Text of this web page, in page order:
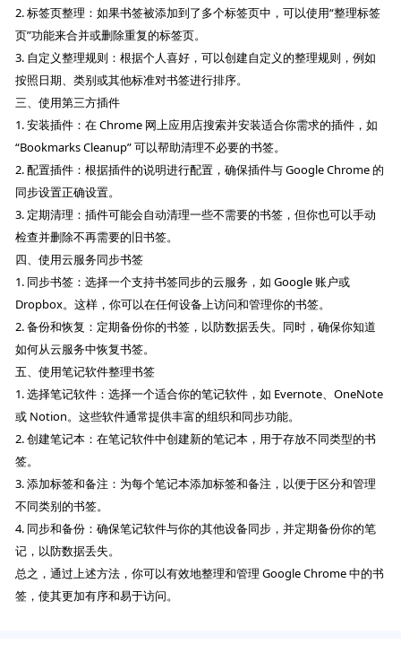
2. 标签页整理：如果书签被添加到了多个标签页中，可以使用“整理标签
页”功能来合并或删除重复的标签页。
3. 自定义整理规则：根据个人喜好，可以创建自定义的整理规则，例如
按照日期、类别或其他标准对书签进行排序。
三、使用第三方插件
1. 安装插件：在 Chrome 网上应用店搜索并安装适合你需求的插件，如
“Bookmarks Cleanup” 可以帮助清理不必要的书签。
2. 配置插件：根据插件的说明进行配置，确保插件与 Google Chrome 的
同步设置正确设置。
3. 定期清理：插件可能会自动清理一些不需要的书签，但你也可以手动
检查并删除不再需要的旧书签。
四、使用云服务同步书签
1. 同步书签：选择一个支持书签同步的云服务，如 Google 账户或
Dropbox。这样，你可以在任何设备上访问和管理你的书签。
2. 备份和恢复：定期备份你的书签，以防数据丢失。同时，确保你知道
如何从云服务中恢复书签。
五、使用笔记软件整理书签
1. 选择笔记软件：选择一个适合你的笔记软件，如 Evernote、OneNote
或 Notion。这些软件通常提供丰富的组织和同步功能。
2. 创建笔记本：在笔记软件中创建新的笔记本，用于存放不同类型的书
签。
3. 添加标签和备注：为每个笔记本添加标签和备注，以便于区分和管理
不同类别的书签。
4. 同步和备份：确保笔记软件与你的其他设备同步，并定期备份你的笔
记，以防数据丢失。
总之，通过上述方法，你可以有效地整理和管理 Google Chrome 中的书
签，使其更加有序和易于访问。